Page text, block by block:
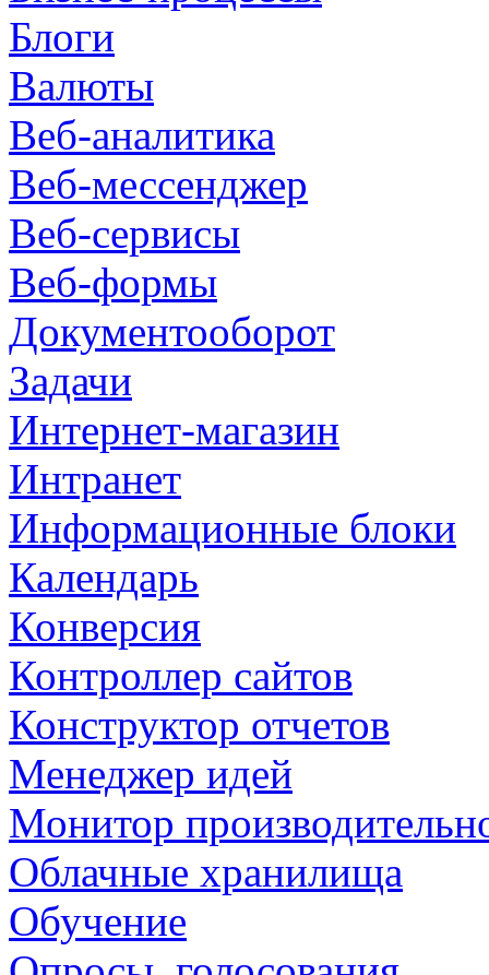
Блоги
Валюты
Веб-аналитика
Веб-мессенджер
Веб-сервисы
Веб-формы
Документооборот
Задачи
Интернет-магазин
Интранет
Информационные блоки
Календарь
Конверсия
Контроллер сайтов
Конструктор отчетов
Менеджер идей
Монитор
Облачные хранилища
Обучение